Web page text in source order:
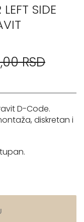
SIDE
RSD
D-Code.
diskretan i